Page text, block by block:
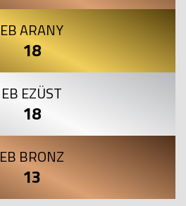
EB ARANY
18
EB EZÜST
18
EB BRONZ
13